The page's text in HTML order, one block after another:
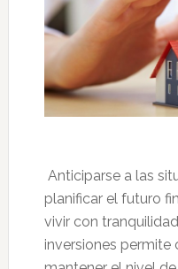
Anticiparse a las
planificar el futuro
vivir con
inversiones